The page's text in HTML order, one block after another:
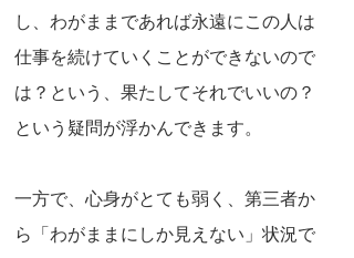
し、わがままであれば永遠にこの人は
仕事を続けていくことができないので
は？という、果たしてそれでいいの？
という疑問が浮かんできます。
一方で、心身がとても弱く、第三者か
ら「わがままにしか見えない」状況で